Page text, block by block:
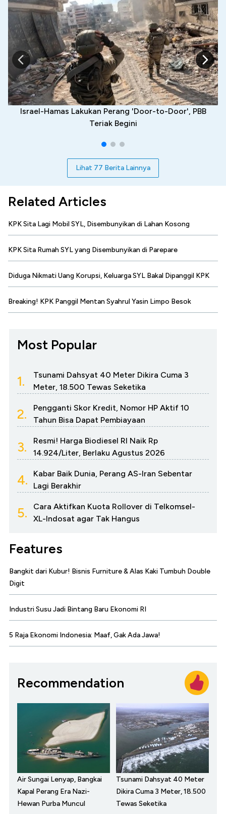
Israel-Hamas Lakukan Perang 'Door-to-Door', PBB
Teriak Begini
Lihat 77 Berita Lainnya
Related Articles
KPK Sita Lagi Mobil SYL, Disembunyikan di Lahan Kosong
KPK Sita Rumah SYL yang Disembunyikan di Parepare
Diduga Nikmati Uang Korupsi, Keluarga SYL Bakal Dipanggil KPK
Breaking! KPK Panggil Mentan Syahrul Yasin Limpo Besok
Most Popular
1.
Tsunami Dahsyat 40 Meter Dikira Cuma 3
Meter, 18.500 Tewas Seketika
2.
Pengganti Skor Kredit, Nomor HP Aktif 10
Tahun Bisa Dapat Pembiayaan
3.
Resmi! Harga Biodiesel RI Naik Rp
14.924/Liter, Berlaku Agustus 2026
4.
Kabar Baik Dunia, Perang AS-Iran Sebentar
Lagi Berakhir
5.
Cara Aktifkan Kuota Rollover di Telkomsel-
XL-Indosat agar Tak Hangus
Features
Bangkit dari Kubur! Bisnis Furniture & Alas Kaki Tumbuh Double
Digit
Industri Susu Jadi Bintang Baru Ekonomi RI
5 Raja Ekonomi Indonesia: Maaf, Gak Ada Jawa!
Recommendation
Air Sungai Lenyap, Bangkai
Kapal Perang Era Nazi-
Hewan Purba Muncul
Tsunami Dahsyat 40 Meter
Dikira Cuma 3 Meter, 18.500
Tewas Seketika